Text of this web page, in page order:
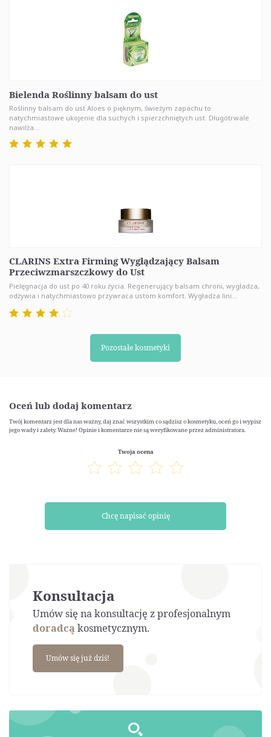
Bielenda Roślinny balsam do ust
Roślinny balsam do ust Aloes o pięknym, świeżym zapachu to
natychmiastowe ukojenie dla suchych i spierzchniętych ust. Długotrwale
nawilża...
CLARINS Extra Firming Wygłądzający Balsam
Przeciwzmarszczkowy do Ust
Pielęgnacja do ust po 40 roku życia. Regenerujący balsam chroni, wygładza,
odżywia i natychmiastowo przywraca ustom komfort. Wygładza lini...
Pozostałe kosmetyki
Oceń lub dodaj komentarz
Twój komentarz jest dla nas ważny, daj znać wszystkim co sądzisz o kosmetyku, oceń go i wypisz
jego wady i zalety. Ważne! Opinie i komentarze nie są weryfikowane przez administratora.
Twoja ocena
Chcę napisać opinię
Konsultacja
Umów się na konsultację z profesjonalnym
doradcąkosmetycznym.
Umów się już dziś!